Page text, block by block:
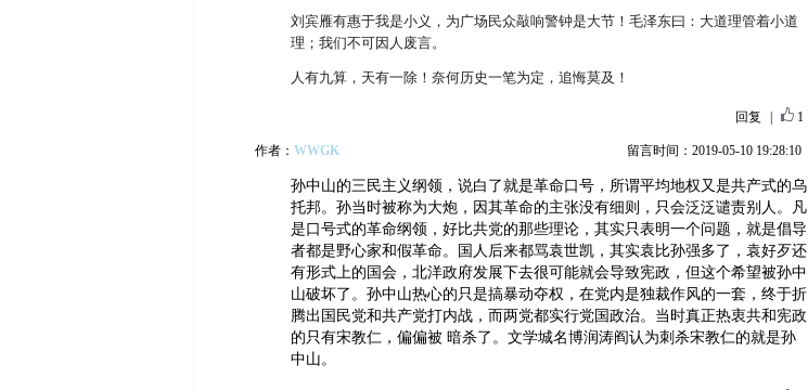
刘宾雁有惠于我是小义，为广场民众敲响警钟是大节！毛泽东曰：大道理管着小道
理；我们不可因人废言。
人有九算，天有一除！奈何历史一笔为定，追悔莫及！
回复 1
作者： WWGK 留言时间：2019-05-10 19:28:10
孙中山的三民主义纲领，说白了就是革命口号，所谓平均地权又是共产式的乌
托邦。孙当时被称为大炮，因其革命的主张没有细则，只会泛泛谴责别人。凡
是口号式的革命纲领，好比共党的那些理论，其实只表明一个问题，就是倡导
者都是野心家和假革命。国人后来都骂袁世凯，其实袁比孙强多了，袁好歹还
有形式上的国会，北洋政府发展下去很可能就会导致宪政，但这个希望被孙中
山破坏了。孙中山热心的只是搞暴动夺权，在党内是独裁作风的一套，终于折
腾出国民党和共产党打内战，而两党都实行党国政治。当时真正热衷共和宪政
的只有宋教仁，偏偏被 暗杀了。文学城名博润涛阎认为刺杀宋教仁的就是孙
中山。